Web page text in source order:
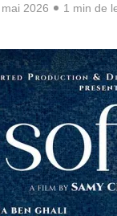
2026 1 min de